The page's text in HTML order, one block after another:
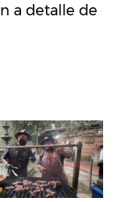
a detalle de